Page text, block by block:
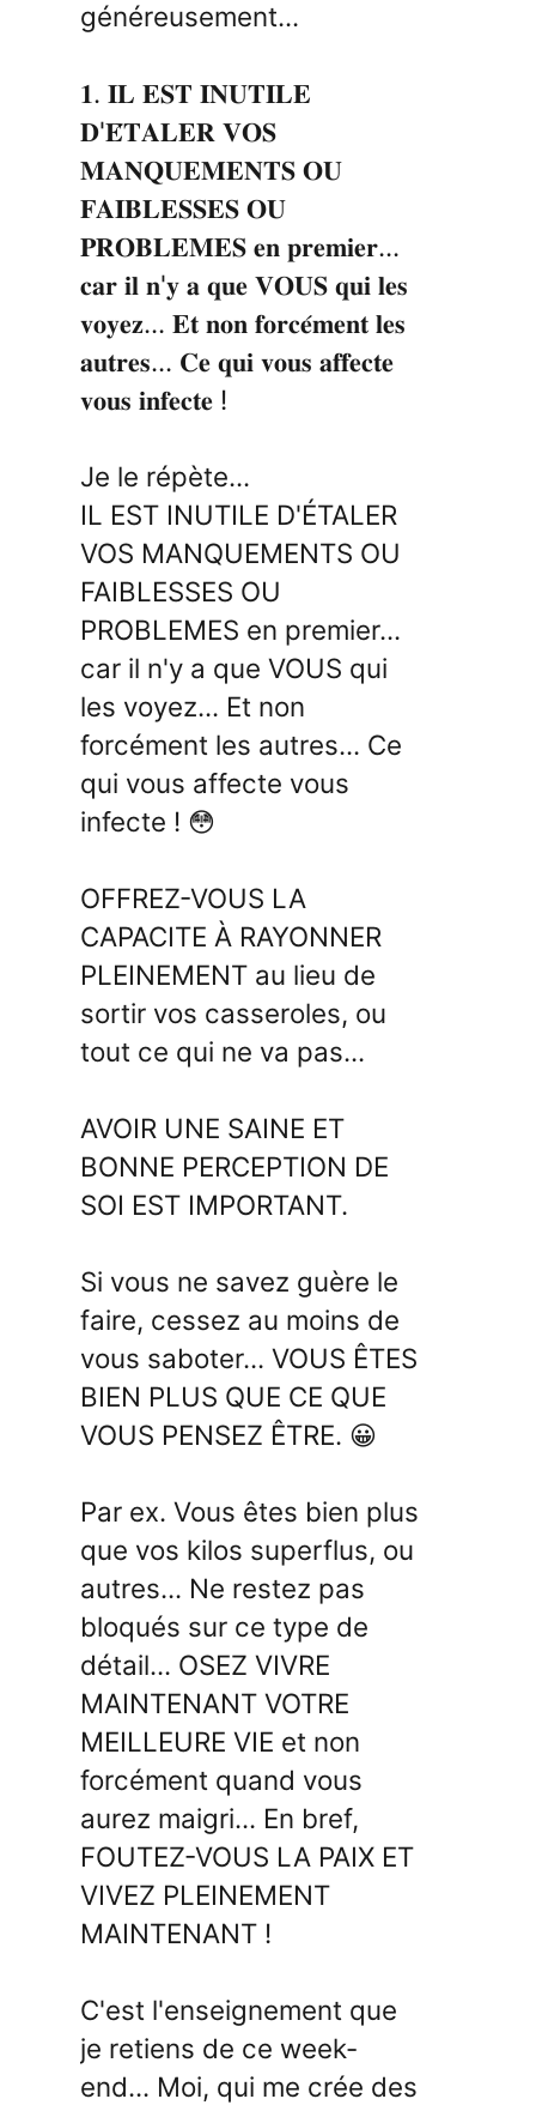
généreusement...
𝟏. 𝐈𝐋 𝐄𝐒𝐓 𝐈𝐍𝐔𝐓𝐈𝐋𝐄
𝐃'𝐄́𝐓𝐀𝐋𝐄𝐑 𝐕𝐎𝐒
𝐌𝐀𝐍𝐐𝐔𝐄𝐌𝐄𝐍𝐓𝐒 𝐎𝐔
𝐅𝐀𝐈𝐁𝐋𝐄𝐒𝐒𝐄𝐒 𝐎𝐔
𝐏𝐑𝐎𝐁𝐋𝐄𝐌𝐄𝐒 𝐞𝐧 𝐩𝐫𝐞𝐦𝐢𝐞𝐫...
𝐜𝐚𝐫 𝐢𝐥 𝐧'𝐲 𝐚 𝐪𝐮𝐞 𝐕𝐎𝐔𝐒 𝐪𝐮𝐢 𝐥𝐞𝐬
𝐯𝐨𝐲𝐞𝐳... 𝐄𝐭 𝐧𝐨𝐧 𝐟𝐨𝐫𝐜𝐞́𝐦𝐞𝐧𝐭 𝐥𝐞𝐬
𝐚𝐮𝐭𝐫𝐞𝐬... 𝐂𝐞 𝐪𝐮𝐢 𝐯𝐨𝐮𝐬 𝐚𝐟𝐟𝐞𝐜𝐭𝐞
𝐯𝐨𝐮𝐬 𝐢𝐧𝐟𝐞𝐜𝐭𝐞 !
Je le répète...
IL EST INUTILE D'ÉTALER
VOS MANQUEMENTS OU
FAIBLESSES OU
PROBLEMES en premier...
car il n'y a que VOUS qui
les voyez... Et non
forcément les autres... Ce
qui vous affecte vous
infecte ! 😳
OFFREZ-VOUS LA
CAPACITE À RAYONNER
PLEINEMENT au lieu de
sortir vos casseroles, ou
tout ce qui ne va pas...
AVOIR UNE SAINE ET
BONNE PERCEPTION DE
SOI EST IMPORTANT.
Si vous ne savez guère le
faire, cessez au moins de
vous saboter... VOUS ÊTES
BIEN PLUS QUE CE QUE
VOUS PENSEZ ÊTRE. 😀
Par ex. Vous êtes bien plus
que vos kilos superflus, ou
autres... Ne restez pas
bloqués sur ce type de
détail... OSEZ VIVRE
MAINTENANT VOTRE
MEILLEURE VIE et non
forcément quand vous
aurez maigri... En bref,
FOUTEZ-VOUS LA PAIX ET
VIVEZ PLEINEMENT
MAINTENANT !
C'est l'enseignement que
je retiens de ce week-
end... Moi, qui me crée des